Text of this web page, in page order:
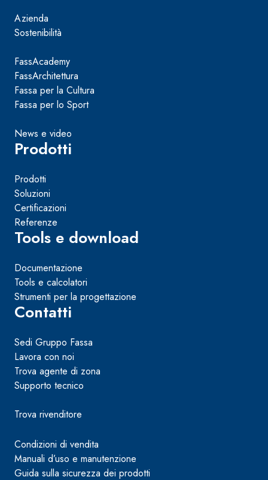
Azienda
Sostenibilità
FassAcademy
FassArchitettura
Fassa per la Cultura
Fassa per lo Sport
News e video
Prodotti
Prodotti
Soluzioni
Certificazioni
Referenze
Tools e download
Documentazione
Tools e calcolatori
Strumenti per la progettazione
Contatti
Sedi Gruppo Fassa
Lavora con noi
Trova agente di zona
Supporto tecnico
Trova rivenditore
Condizioni di vendita
Manuali d’uso e manutenzione
Guida sulla sicurezza dei prodotti